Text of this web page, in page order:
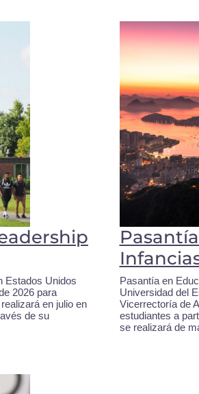
Estados Unidos
2026 para
en julio en
de su
Pasantía en
Universidad del
Vicerrectoría de
estudiantes a
se realizará de